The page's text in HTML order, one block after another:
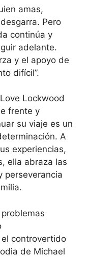
amas,
Pero
continúa y
adelante.
y el apoyo de
difícil”.
Lockwood
frente y
su viaje es un
A
experiencias,
ella abraza las
perseverancia
controvertido
de Michael